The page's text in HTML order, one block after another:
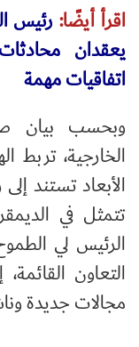
اقرأ أيضًا:رئيس
يعقدان
اتفاقيات مهمة
وبحسب بيان
الخارجية، تربط
الأبعاد تستند
تتمثل في
الرئيس لي
التعاون
مجالات جديدة